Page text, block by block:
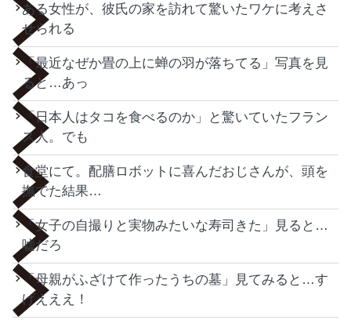
ある女性が、彼氏の家を訪れて驚いたワケに考えさ
せられる
「最近なぜか畳の上に蝉の羽が落ちてる」写真を見
ると…あっ
「日本人はタコを食べるのか」と驚いていたフラン
ス人。でも
食堂にて。配膳ロボットに喜んだおじさんが、頭を
撫でた結果…
「女子の自撮りと実物みたいな寿司きた」見ると…
嘘だろ
「母親がふざけて作ったうちの墓」見てみると…す
げえええ！